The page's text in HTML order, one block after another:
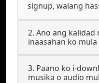
signup, walang
2. Ano ang kalidad
inaasahan ko mula
3. Paano ko i-
musika o audio